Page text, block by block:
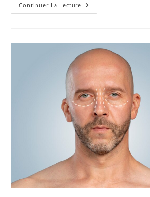
Continuer La Lecture Rhinoplastie
À
Pour
Corriger
Un
Nez
Large
De
Profil
?